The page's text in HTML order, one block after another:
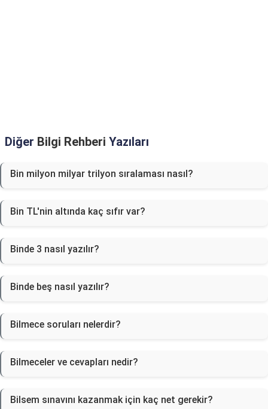
Diğer Bilgi Rehberi Yazıları
Bin milyon milyar trilyon sıralaması nasıl?
Bin TL'nin altında kaç sıfır var?
Binde 3 nasıl yazılır?
Binde beş nasıl yazılır?
Bilmece soruları nelerdir?
Bilmeceler ve cevapları nedir?
Bilsem sınavını kazanmak için kaç net gerekir?